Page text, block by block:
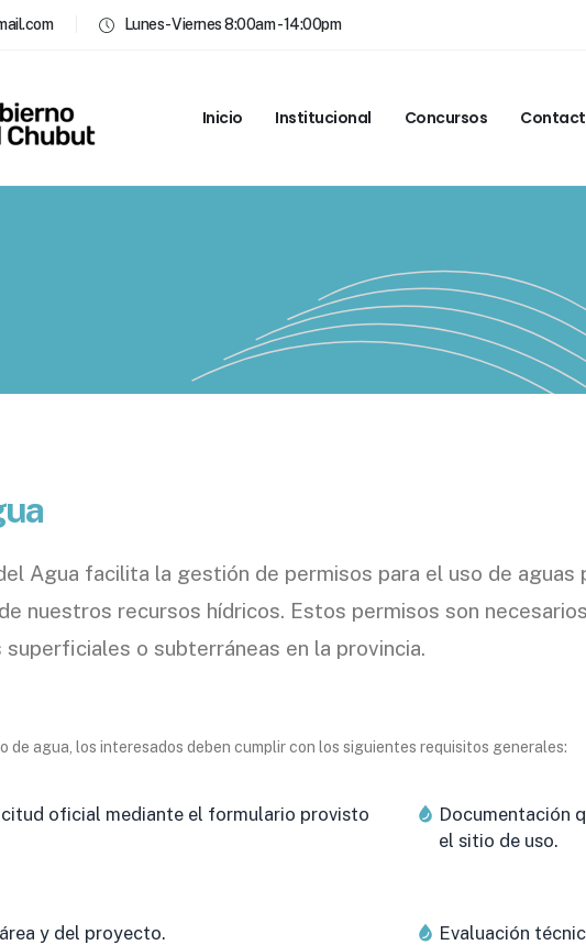
Lunes- Viernes 8:00am - 14:00pm
Inicio Institucional Concursos
Agua facilita la gestión de permisos para el uso de aguas
nuestros recursos hídricos. Estos permisos son
superficiales o subterráneas en la provincia.
de agua, los interesados deben cumplir con los siguientes requisitos generales:
oficial mediante el formulario provisto
Documentación
el sitio de uso.
y del proyecto.
Evaluación